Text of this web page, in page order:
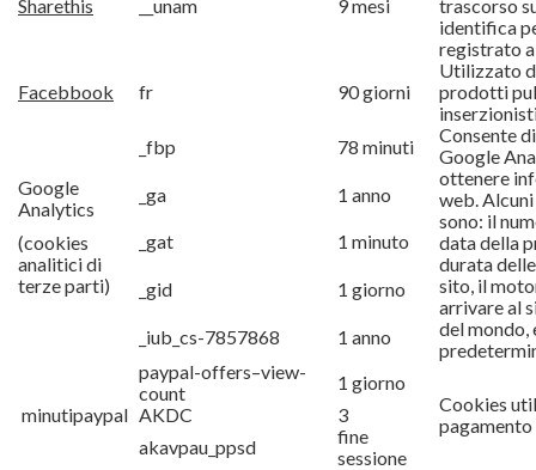
Sharethis __unam 9 mesi
trascorso
identifica
registrato a
Facebbook
fr 90 giorni
Utilizzato
prodotti
Google
Analytics
(cookies
analitici di
terze parti)
_fbp 78 minuti
Consente
Google
ottenere
web.
sono: il
data della
durata
sito, il
arrivare al
del mondo,
_ga 1 anno
_gat 1 minuto
_gid 1 giorno
_iub_cs-7857868 1 anno
minutipaypal
paypal-offers–view-
count
1 giorno
Cookies
AKDC
3
akavpau_ppsd
fine
sessione